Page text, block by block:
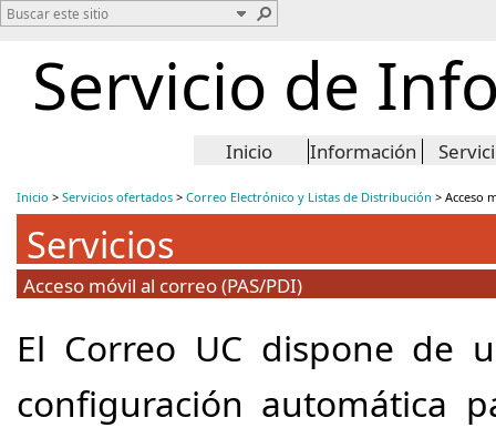
Servicio de
Inicio Información
Inicio > Servicios ofertados > Correo Electrónico y Listas de Distribución > Acceso
Servicios
Acceso móvil al correo (PAS/PDI)
El Correo UC dispone de
configuración automática